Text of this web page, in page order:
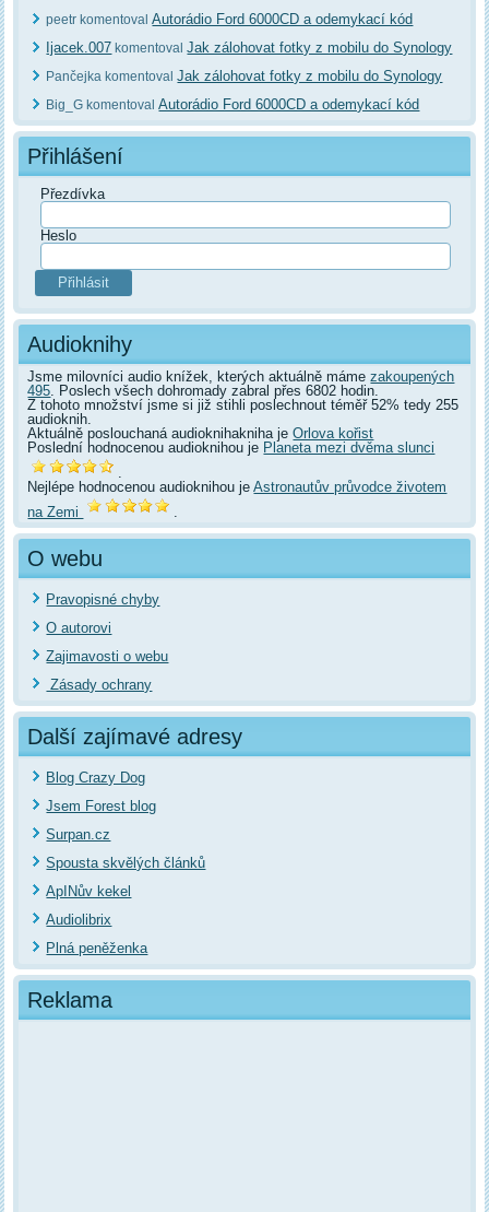
peetr komentovalAutorádio Ford 6000CD a odemykací kód
Ijacek.007 komentovalJak zálohovat fotky z mobilu do Synology
Pančejka komentovalJak zálohovat fotky z mobilu do Synology
Big_G komentovalAutorádio Ford 6000CD a odemykací kód
Přihlášení
Přezdívka
Heslo
Audioknihy
Jsme milovníci audio knížek, kterých aktuálně mámezakoupených
495 . Poslech všech dohromady zabral přes 6802 hodin.
Z tohoto množství jsme si již stihli poslechnout téměř 52% tedy 255
audioknih.
Aktuálně poslouchaná audioknihakniha jeOrlova kořist
Poslední hodnocenou audioknihou je Planeta mezi dvěma slunci
Nejlépe hodnocenou audioknihou jeAstronautův průvodce životem
na Zemi
O webu
Pravopisné chyby
O autorovi
Zajimavosti o webu
Zásady ochrany
Další zajímavé adresy
Blog Crazy Dog
Jsem Forest blog
Surpan.cz
Spousta skvělých článků
ApINův kekel
Audiolibrix
Plná peněženka
Reklama